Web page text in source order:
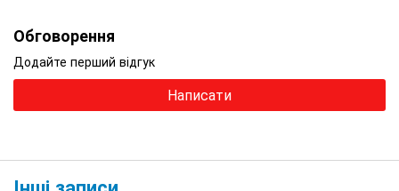
Обговорення
Додайте перший відгук
Написати